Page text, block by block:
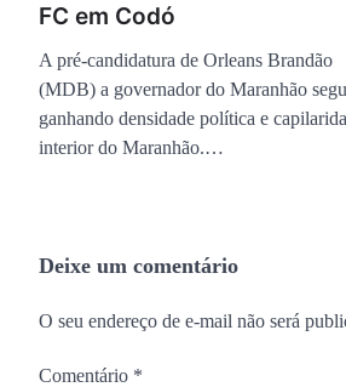
FC em Codó
A pré-candidatura de Orleans Brandão
(MDB) a governador do Maranhão
ganhando densidade política e
interior do Maranhão.…
Deixe um comentário
O seu endereço de e-mail não será
Comentário *